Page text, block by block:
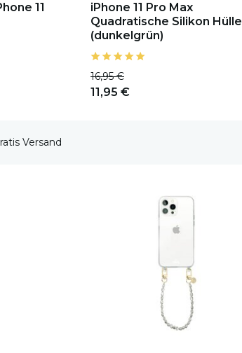
11
iPhone 11 Pro Max
Quadratische Silikon Hülle
(dunkelgrün)
16,95 €
11,95 €
Lieferzeit